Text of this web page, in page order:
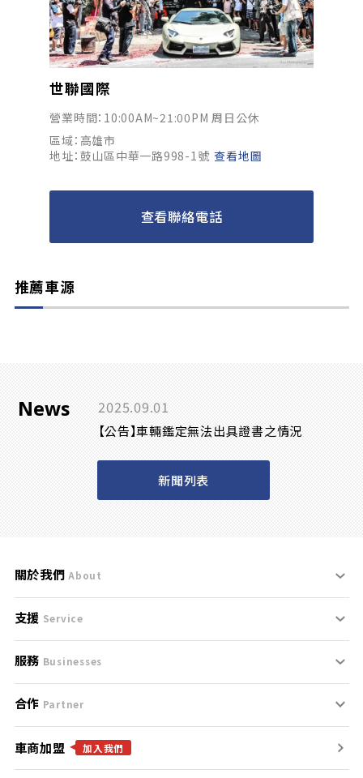
世聯國際
營業時間：10:00AM~21:00PM 周日公休
區域：高雄市
地址：鼓山區中華一路998-1號 查看地圖
查看聯絡電話
推薦車源
News 2025.09.01
【公告】車輛鑑定無法出具證書之情況
新聞列表
關於我們 About
刊登規範
服務條款
免責聲明
隱私權政策
支援 Service
支援中心
聯絡我們
服務 Businesses
什麼是Goo鑑定？
找好車
合作 Partner
合作夥伴
車商加盟 加入我們